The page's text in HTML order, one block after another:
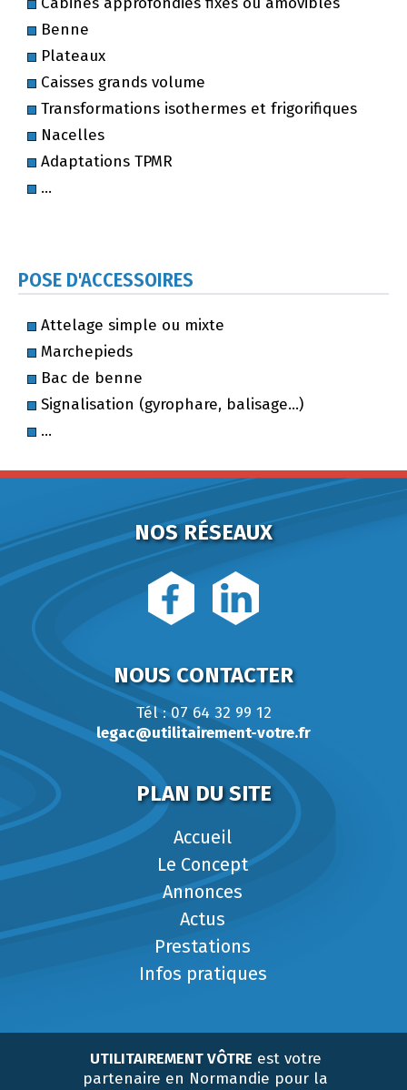
Benne
Plateaux
Caisses grands volume
Transformations isothermes et frigorifiques
Nacelles
Adaptations TPMR
…
POSE D'ACCESSOIRES
Attelage simple ou mixte
Marchepieds
Bac de benne
Signalisation (gyrophare, balisage…)
…
NOS RÉSEAUX
NOUS CONTACTER
Tél : 07 64 32 99 12
legac@utilitairement-votre.fr
PLAN DU SITE
Accueil
Le Concept
Annonces
Actus
Prestations
Infos pratiques
UTILITAIREMENT VÔTRE est votre
partenaire en Normandie pour la